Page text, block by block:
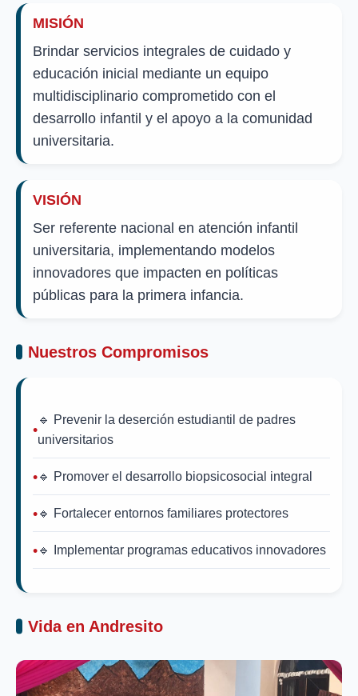
MISIÓN
Brindar servicios integrales de cuidado y
educación inicial mediante un equipo
multidisciplinario comprometido con el
desarrollo infantil y el apoyo a la comunidad
universitaria.
VISIÓN
Ser referente nacional en atención infantil
universitaria, implementando modelos
innovadores que impacten en políticas
públicas para la primera infancia.
Nuestros Compromisos
🔹 Prevenir la deserción estudiantil de padres
universitarios
🔹 Promover el desarrollo biopsicosocial integral
🔹 Fortalecer entornos familiares protectores
🔹 Implementar programas educativos innovadores
Vida en Andresito